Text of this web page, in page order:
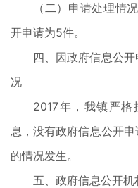
（二）申请处理情
开申请为5件。
四、因政府信息公
况
2017年，我镇严
息，没有政府信息公开
的情况发生。
五、政府信息公开机